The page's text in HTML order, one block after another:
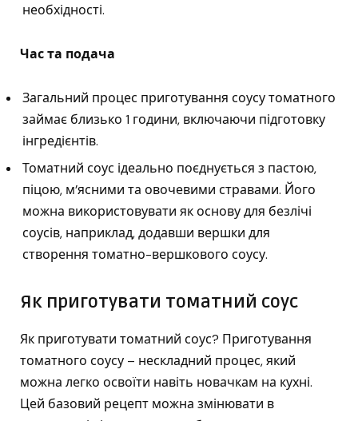
необхідності.
Час та подача
Загальний процес приготування соусу томатного
займає близько 1 години, включаючи підготовку
інгредієнтів.
Томатний соус ідеально поєднується з пастою,
піцою, м’ясними та овочевими стравами. Його
можна використовувати як основу для безлічі
соусів, наприклад, додавши вершки для
створення томатно-вершкового соусу.
Як приготувати томатний соус
Як приготувати томатний соус? Приготування
томатного соусу – нескладний процес, який
можна легко освоїти навіть новачкам на кухні.
Цей базовий рецепт можна змінювати в